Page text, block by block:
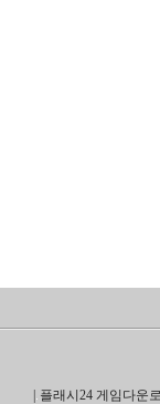
|플래시24 게임다운